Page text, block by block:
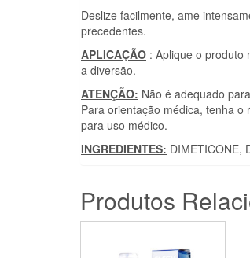
Deslize facilmente, ame
precedentes.
APLICAÇÃO : Aplique o produto
a diversão.
ATENÇÃO: Não é adequado
Para orientação médica, tenha
para uso médico.
INGREDIENTES: DIMETICONE,
Produtos